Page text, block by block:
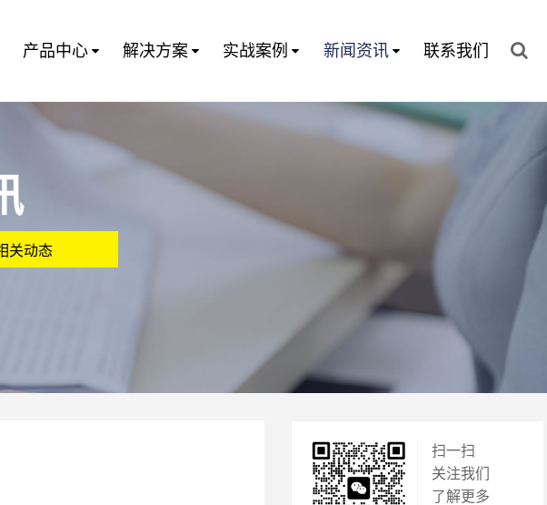
产品中心 解决方案 实战案例 新闻资讯 联系我们
关动态
扫一扫
关注我们
了解更多